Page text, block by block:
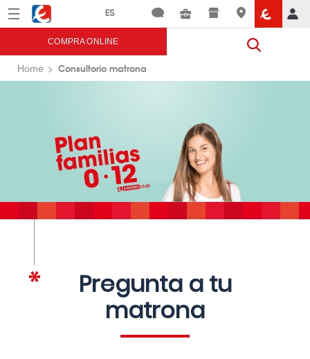
Menú Eroski
COMPRA ONLINE
Home Consultorio matrona
Pregunta a tu
matrona